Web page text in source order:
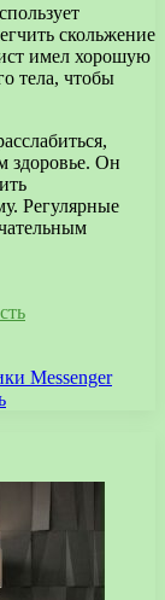
скольжение
имел хорошую
тела, чтобы
здоровье. Он
Регулярные
Messenger